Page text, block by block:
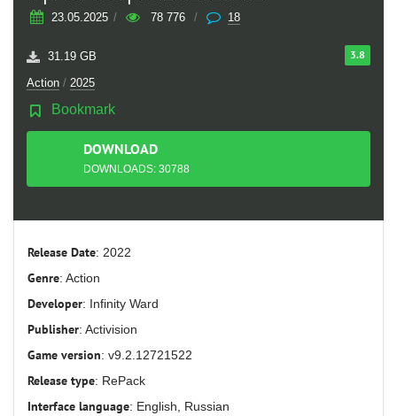
23.05.2025 / 78 776 / 18
3.8
31.19 GB
Action / 2025
Bookmark
DOWNLOAD
TORRENT
DOWNLOADS: 30788
Release Date: 2022
Genre: Action
Developer: Infinity Ward
Publisher: Activision
Game version: v9.2.12721522
Release type: RePack
Interface language: English, Russian